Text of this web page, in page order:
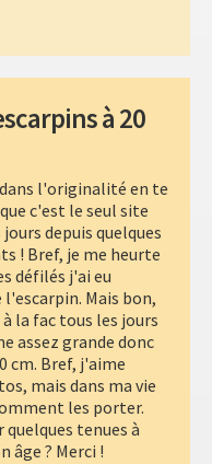
à 20
l'originalité en te
c'est le seul site
depuis quelques
! Bref, je me heurte
défilés j'ai eu
Mais bon,
la fac tous les jours
assez grande donc
cm. Bref, j'aime
mais dans ma vie
les porter.
tenues à
âge ? Merci !